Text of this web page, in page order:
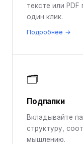
тексте или
один клик.
Подробнее →
🗂️
Подпапки
Вкладывайте
структуру,
мышлению.